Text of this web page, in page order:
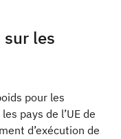
les
pour les
pays de l’UE de
d’exécution de